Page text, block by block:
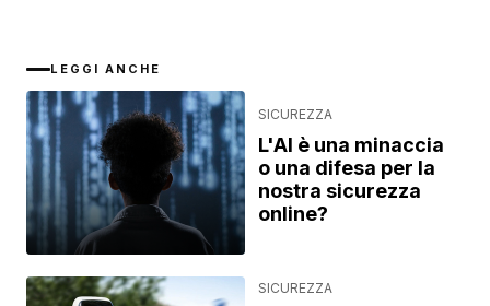
LEGGI ANCHE
SICUREZZA
L'AI è una minaccia
o una difesa per la
nostra sicurezza
online?
SICUREZZA